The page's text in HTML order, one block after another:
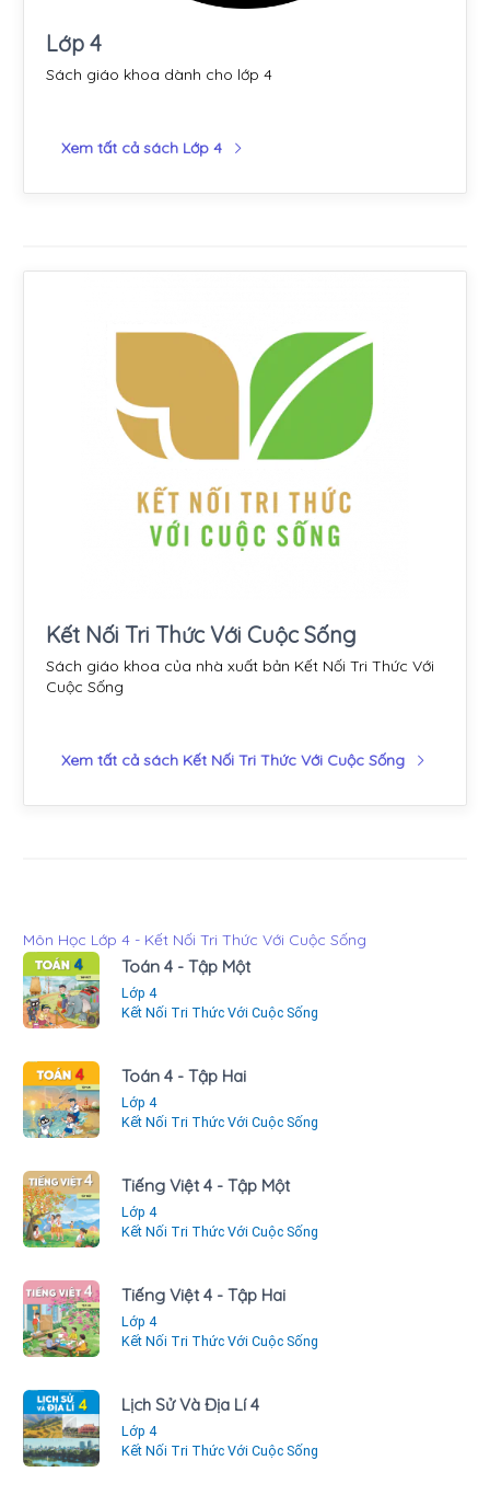
Lớp 4
Sách giáo khoa dành cho lớp 4
Xem tất cả sách Lớp 4
Kết Nối Tri Thức Với Cuộc Sống
Sách giáo khoa của nhà xuất bản Kết Nối Tri Thức Với
Cuộc Sống
Xem tất cả sách Kết Nối Tri Thức Với Cuộc Sống
Môn Học Lớp 4 - Kết Nối Tri Thức Với Cuộc Sống
Toán 4 - Tập Một
Lớp 4
Kết Nối Tri Thức Với Cuộc Sống
Toán 4 - Tập Hai
Lớp 4
Kết Nối Tri Thức Với Cuộc Sống
Tiếng Việt 4 - Tập Một
Lớp 4
Kết Nối Tri Thức Với Cuộc Sống
Tiếng Việt 4 - Tập Hai
Lớp 4
Kết Nối Tri Thức Với Cuộc Sống
Lịch Sử Và Địa Lí 4
Lớp 4
Kết Nối Tri Thức Với Cuộc Sống